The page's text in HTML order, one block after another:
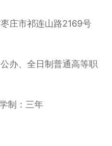
庄市祁连山路2169号
办、全日制普通高等职
制：三年